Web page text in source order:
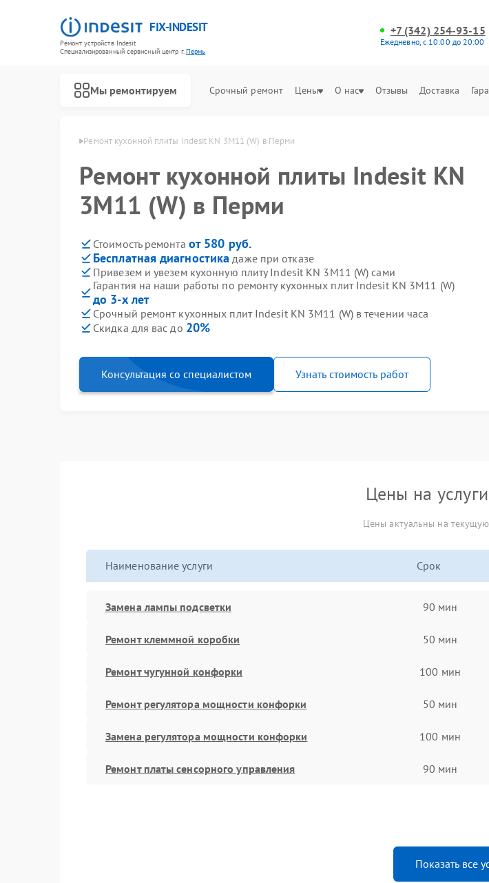
FIX-INDESIT
Ремонт устройств Indesit
Специализированный cервисный центр г.Пермь
+7 (342) 254-93-15
Ежедневно, с 10:00 до 20:00
Мы ремонтируем Срочный ремонт Цены О нас Отзывы Доставка
Indesit в Перми Ремонт кухонной плиты Indesit KN 3M11 (W) в Перми
Ремонт кухонной плиты Indesit KN
3M11 (W) в Перми
Стоимость ремонта от 580 руб.
Бесплатная диагностика даже при отказе
Привезем и увезем кухонную плиту Indesit KN 3M11 (W) сами
Гарантия на наши работы по ремонту кухонных плит Indesit KN 3M11 (W)
до 3-х лет
Срочный ремонт кухонных плит Indesit KN 3M11 (W) в течении часа
Скидка для вас до 20%
Консультация со специалистом Узнать стоимость работ
Цены на
Цены актуальны на
Наименование услуги Срок
Замена лампы подсветки 90 мин
Ремонт клеммной коробки 50 мин
Ремонт чугунной конфорки 100 мин
Ремонт регулятора мощности конфорки 50 мин
Замена регулятора мощности конфорки 100 мин
Ремонт платы сенсорного управления 90 мин
Показать все